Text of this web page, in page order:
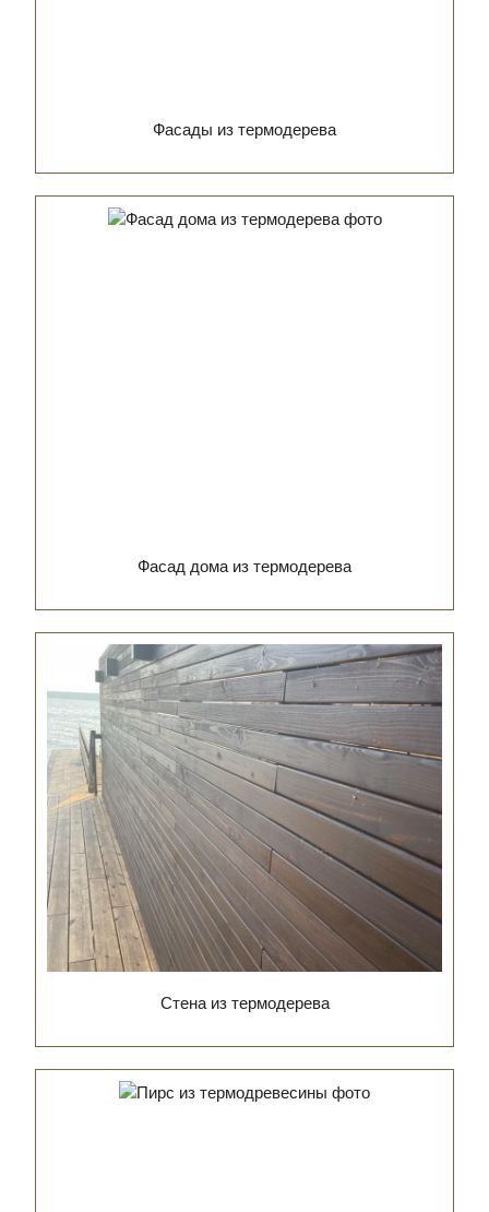
Фасады из термодерева
Фасад дома из термодерева
Стена из термодерева